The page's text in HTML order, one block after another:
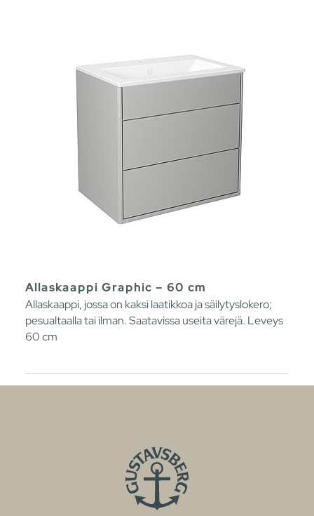
Allaskaappi Graphic – 60 cm
Allaskaappi, jossa on kaksi laatikkoa ja säilytyslokero;
pesualtaalla tai ilman. Saatavissa useita värejä. Leveys
60 cm